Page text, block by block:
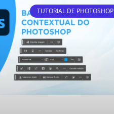
TUTORIAL DE PHOTOSHOP